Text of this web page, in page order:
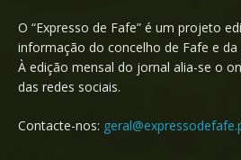
O “Expresso de Fafe” é um projeto
informação do concelho de Fafe e
À edição mensal do jornal alia-se o
das redes sociais.
Contacte-nos: